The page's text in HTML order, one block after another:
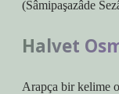
(Sâmipaşazâde
Halvet
Arapça bir kelime